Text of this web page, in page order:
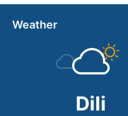
Weather
Dili